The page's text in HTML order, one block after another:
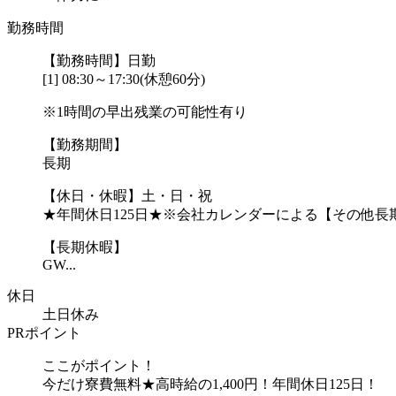
勤務時間
【勤務時間】日勤
[1] 08:30～17:30(休憩60分)
※1時間の早出残業の可能性有り
【勤務期間】
長期
【休日・休暇】土・日・祝
★年間休日125日★※会社カレンダーによる【その他長
【長期休暇】
GW...
休日
土日休み
PRポイント
ここがポイント！
今だけ寮費無料★高時給の1,400円！年間休日125日！